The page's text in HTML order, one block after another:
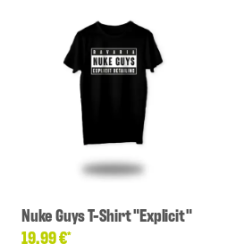
Nuke Guys T-Shirt "Explicit"
19,99 €*